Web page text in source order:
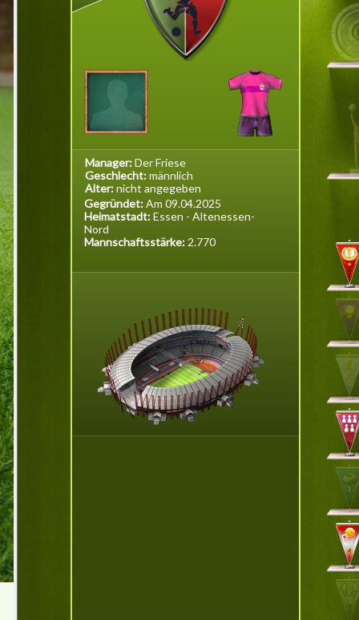
Manager:Der Friese
Geschlecht:männlich
Alter:nicht angegeben
Gegründet:Am 09.04.2025
Heimatstadt:Essen - Altenessen-
Nord
Mannschaftsstärke: 2.770